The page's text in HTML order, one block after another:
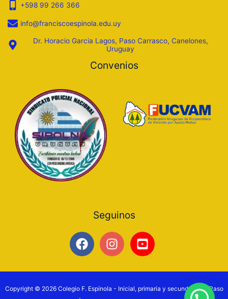
+598 99 266 366
info@franciscoespinola.edu.uy
Dr. Horacio Garcia Lagos, Paso Carrasco, Canelones,
Uruguay
Convenios
Seguinos
Copyright © 2026 Colegio F. Espínola - Inicial, primaria y secundaria en Paso